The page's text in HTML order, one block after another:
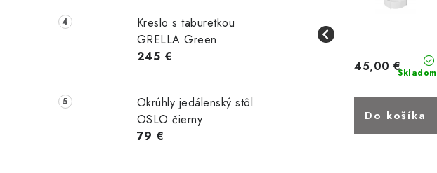
Kreslo s taburetkou
GRELLA Green
245 €
Okrúhly jedálenský stôl
OSLO čierny
79 €
Do košíka
Skladom
45,00 €
Do košíka